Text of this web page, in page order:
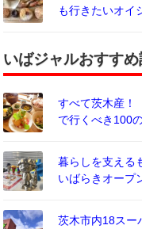
も行きたいオイ
いばジャルおすす
すべて茨木産！
で行くべき100
暮らしを支える
いばらきオープ
茨木市内18スー